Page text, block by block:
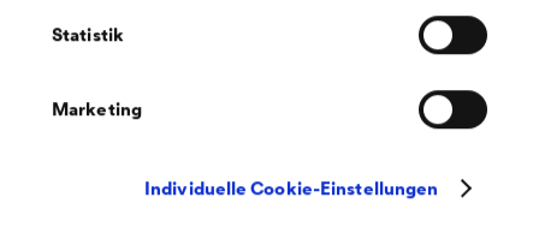
Statistik
Marketing
Individuelle Cookie-Einstellungen
®